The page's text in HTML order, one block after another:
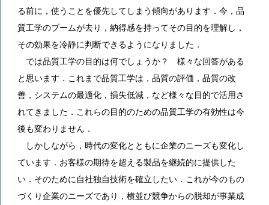
る前に，使うことを優先してしまう傾向があります．今，品
質工学のブームが去り，納得感を持ってその目的を理解し，
その効果を冷静に判断できるようになりました．
では品質工学の目的は何でしょうか？ 様々な回答がある
と思います．これまで品質工学は，品質の評価，品質の改
善，システムの最適化，損失低減，など様々な目的で活用さ
れてきました．これらの目的のための品質工学の有効性は今
後も変わりません．
しかしながら，時代の変化とともに企業のニーズも変化し
ています．お客様の期待を超える製品を継続的に提供した
い．そのために自社独自技術を確立したい．これが今のもの
づくり企業のニーズであり，横並び競争からの脱却が事業成